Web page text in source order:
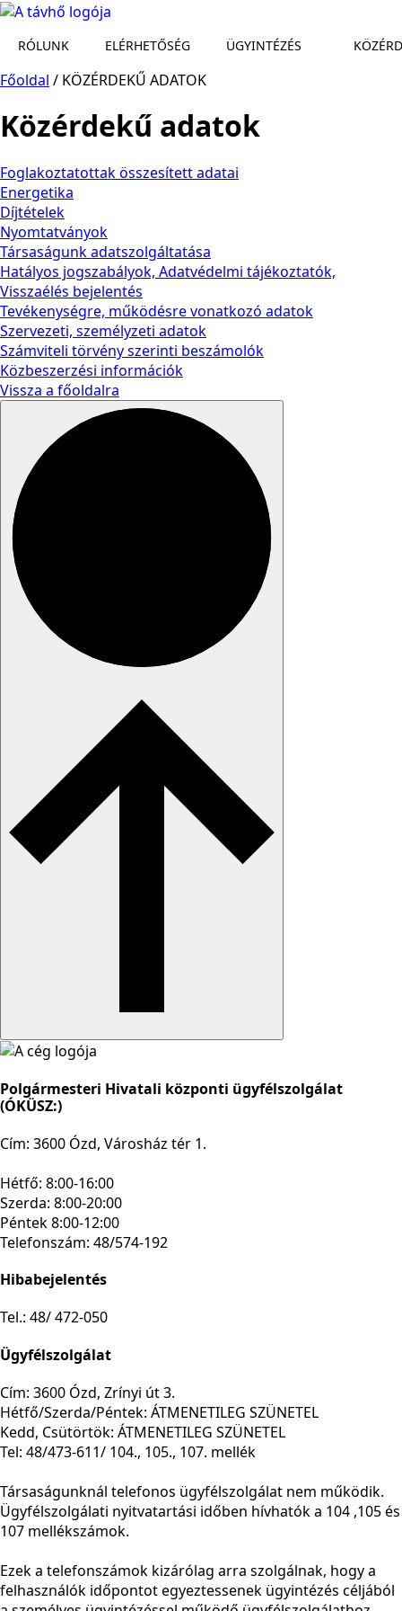
RÓLUNK ELÉRHETŐSÉG ÜGYINTÉZÉS
Főoldal / KÖZÉRDEKŰ ADATOK
Közérdekű adatok
Foglakoztatottak összesített adatai
Energetika
Díjtételek
Nyomtatványok
Társaságunk adatszolgáltatása
Hatályos jogszabályok, Adatvédelmi tájékoztatók,
Visszaélés bejelentés
Tevékenységre, működésre vonatkozó adatok
Szervezeti, személyzeti adatok
Számviteli törvény szerinti beszámolók
Közbeszerzési információk
Vissza a főoldalra
Polgármesteri Hivatali központi ügyfélszolgálat
(ÓKÜSZ:)
Cím: 3600 Ózd, Városház tér 1.
Hétfő: 8:00-16:00
Szerda: 8:00-20:00
Péntek 8:00-12:00
Telefonszám: 48/574-192
Hibabejelentés
Tel.: 48/ 472-050
Ügyfélszolgálat
Cím: 3600 Ózd, Zrínyi út 3.
Hétfő/Szerda/Péntek: ÁTMENETILEG SZÜNETEL
Kedd, Csütörtök: ÁTMENETILEG SZÜNETEL
Tel: 48/473-611/ 104., 105., 107. mellék
Társaságunknál telefonos ügyfélszolgálat nem működik.
Ügyfélszolgálati nyitvatartási időben hívhatók a 104 ,105 és
107 mellékszámok.
Ezek a telefonszámok kizárólag arra szolgálnak, hogy a
felhasználók időpontot egyeztessenek ügyintézés céljából